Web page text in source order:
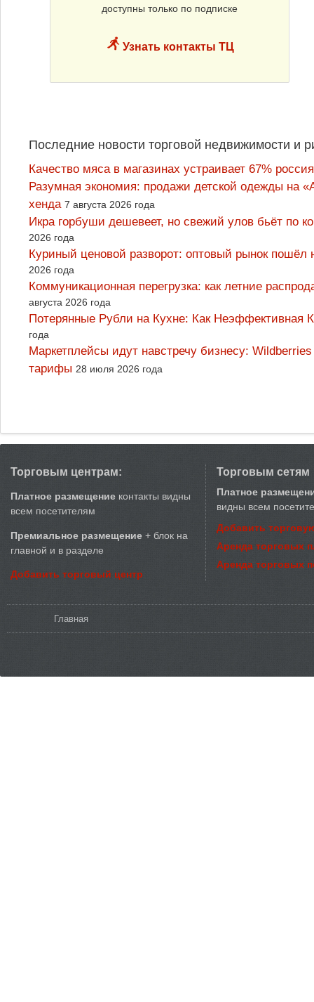
доступны только по подписке
Узнать контакты ТЦ
Последние новости торговой недвижимости и
Качество мяса в магазинах устраивает 67%
Разумная экономия: продажи детской одежды на
хенда 7 августа 2026 года
Икра горбуши дешевеет, но свежий улов бьёт по
2026 года
Куриный ценовой разворот: оптовый рынок
2026 года
Коммуникационная перегрузка: как летние
августа 2026 года
Потерянные Рубли на Кухне: Как
года
Маркетплейсы идут навстречу бизнесу:
тарифы 28 июля 2026 года
Торговым центрам:
Платное размещение контакты видны
всем посетителям
Премиальное размещение + блок на
главной и в разделе
Добавить торговый центр
Торговым сетям
Платное
видны всем
Добавить
Аренда торговых
Аренда торговых
Главная